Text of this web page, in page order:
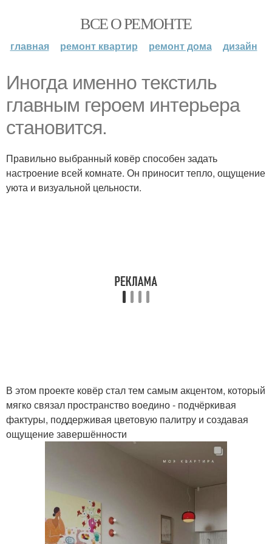
ВСЕ О РЕМОНТЕ
главная ремонт квартир ремонт дома дизайн
Иногда именно текстиль
главным героем интерьера
становится.
Правильно выбранный ковёр способен задать
настроение всей комнате. Он приносит тепло, ощущение
уюта и визуальной цельности.
В этом проекте ковёр стал тем самым акцентом, который
мягко связал пространство воедино - подчёркивая
фактуры, поддерживая цветовую палитру и создавая
ощущение завершённости